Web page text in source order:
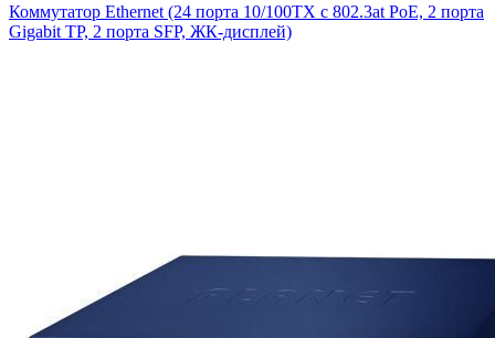
Коммутатор Ethernet (24 порта 10/100TX с 802.3at PoE, 2 порта
Gigabit TP, 2 порта SFP, ЖК-дисплей)